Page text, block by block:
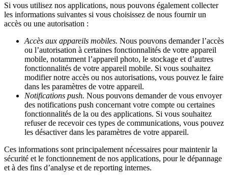
Si vous utilisez nos applications, nous pouvons également collecter
les informations suivantes si vous choisissez de nous fournir un
accès ou une autorisation :
Accès aux appareils mobiles. Nous pouvons demander l’accès
ou l’autorisation à certaines fonctionnalités de votre appareil
mobile, notamment l’appareil photo, le stockage et d’autres
fonctionnalités de votre appareil mobile. Si vous souhaitez
modifier notre accès ou nos autorisations, vous pouvez le faire
dans les paramètres de votre appareil.
Notifications push. Nous pouvons demander de vous envoyer
des notifications push concernant votre compte ou certaines
fonctionnalités de la ou des applications. Si vous souhaitez
refuser de recevoir ces types de communications, vous pouvez
les désactiver dans les paramètres de votre appareil.
Ces informations sont principalement nécessaires pour maintenir la
sécurité et le fonctionnement de nos applications, pour le dépannage
et à des fins d’analyse et de reporting internes.